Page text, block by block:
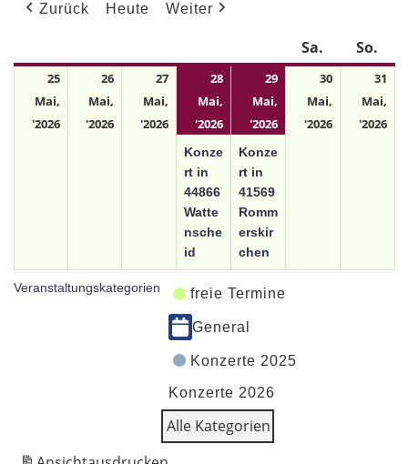
Zurück Heute Weiter
Sa. So.
25
Mai,
'2026
26
Mai,
'2026
27
Mai,
'2026
28
Mai,
'2026
Konze
rt in
44866
Watte
nsche
id
29
Mai,
'2026
Konze
rt in
41569
Romm
erskir
chen
30
Mai,
'2026
31
Mai,
'2026
Veranstaltungskategorien freie Termine
General
Konzerte 2025
Konzerte 2026
Alle Kategorien